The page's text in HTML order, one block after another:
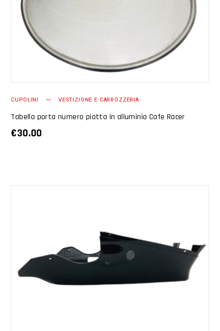
CUPOLINI VESTIZIONE E CARROZZERIA
Tabella porta numero piatta in alluminio Cafe Racer
€30.00
AGGIUNGI AL CARRELLO